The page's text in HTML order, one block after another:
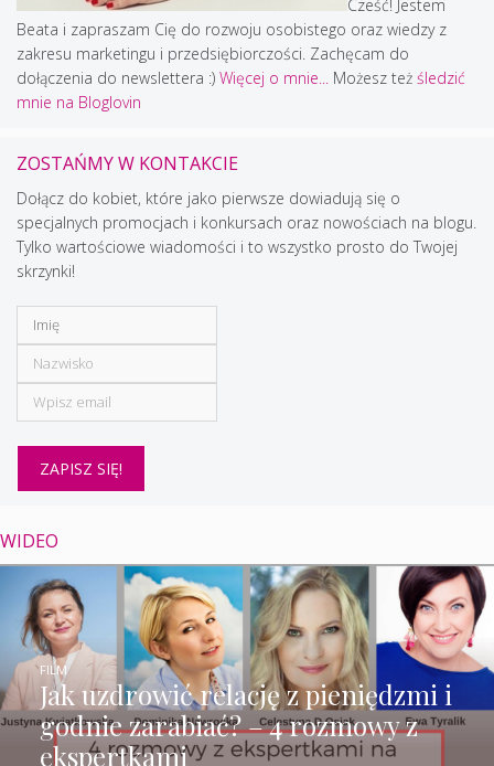
Cześć! Jestem
Beata i zapraszam Cię do rozwoju osobistego oraz wiedzy z
zakresu marketingu i przedsiębiorczości. Zachęcam do
dołączenia do newslettera :) Więcej o mnie... Możesz też śledzić
mnie na Bloglovin
ZOSTAŃMY W KONTAKCIE
Dołącz do kobiet, które jako pierwsze dowiadują się o
specjalnych promocjach i konkursach oraz nowościach na blogu.
Tylko wartościowe wiadomości i to wszystko prosto do Twojej
skrzynki!
WIDEO
Jak uzdrowić relację z pieniędzmi i
godnie zarabiać? – 4 rozmowy z
ekspertkami
FILM